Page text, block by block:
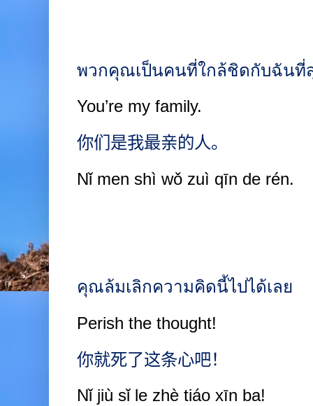
พวกคุณเป็นคนที่ใกล้ชิดกับฉันที่
You’re my family.
你们是我最亲的人。
Nǐ men shì wǒ zuì qīn de rén.
คุณล้มเลิกความคิดนี้ไปได้เลย
Perish the thought!
你就死了这条心吧！
Nǐ jiù sǐ le zhè tiáo xīn ba!